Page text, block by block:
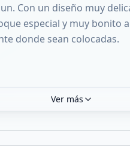
Con un diseño muy
especial y muy bonito
donde sean colocadas.
Ver más